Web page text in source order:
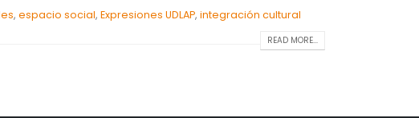
,espacio social,Expresiones UDLAP,integración cultural
READ MORE...